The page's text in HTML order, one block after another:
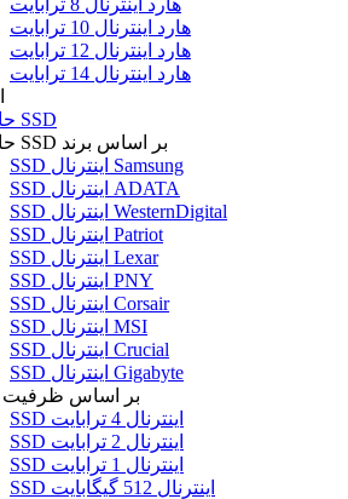
هارد اینترنال 8 ترابایت
هارد اینترنال 10 ترابایت
هارد اینترنال 12 ترابایت
هارد اینترنال 14 ترابایت
حافظه SSD
حافظه SSD بر اساس برند
SSD اینترنال Samsung
SSD اینترنال ADATA
SSD اینترنال WesternDigital
SSD اینترنال Patriot
SSD اینترنال Lexar
SSD اینترنال PNY
SSD اینترنال Corsair
SSD اینترنال MSI
SSD اینترنال Crucial
SSD اینترنال Gigabyte
SSD بر اساس ظرفیت
SSD اینترنال 4 ترابایت
SSD اینترنال 2 ترابایت
SSD اینترنال 1 ترابایت
SSD اینترنال 512 گیگابایت